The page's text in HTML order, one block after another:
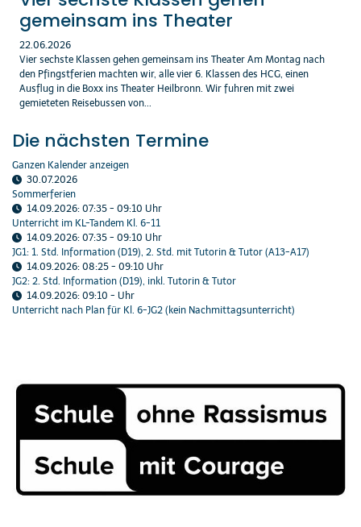
gemeinsam ins Theater
22.06.2026
Vier sechste Klassen gehen gemeinsam ins Theater Am Montag nach
den Pfingstferien machten wir, alle vier 6. Klassen des HCG, einen
Ausflug in die Boxx ins Theater Heilbronn. Wir fuhren mit zwei
gemieteten Reisebussen von...
Die nächsten Termine
Ganzen Kalender anzeigen
30.07.2026
Sommerferien
14.09.2026: 07:35 - 09:10 Uhr
Unterricht im KL-Tandem Kl. 6-11
14.09.2026: 07:35 - 09:10 Uhr
JG1: 1. Std. Information (D19), 2. Std. mit Tutorin & Tutor (A13-A17)
14.09.2026: 08:25 - 09:10 Uhr
JG2: 2. Std. Information (D19), inkl. Tutorin & Tutor
14.09.2026: 09:10 - Uhr
Unterricht nach Plan für Kl. 6-JG2 (kein Nachmittagsunterricht)